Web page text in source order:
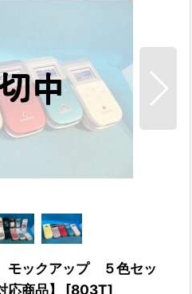
ックアップ ５色セッ
商品】
[803T]